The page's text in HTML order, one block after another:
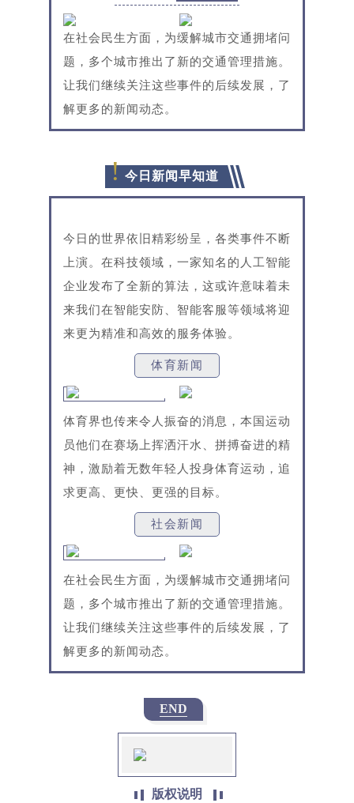
在社会民生方面，为缓解城市交通拥堵问
题，多个城市推出了新的交通管理措施。
让我们继续关注这些事件的后续发展，了
解更多的新闻动态。
! 今日新闻早知道
今日的世界依旧精彩纷呈，各类事件不断
上演。在科技领域，一家知名的人工智能
企业发布了全新的算法，这或许意味着未
来我们在智能安防、智能客服等领域将迎
来更为精准和高效的服务体验。
体育新闻
体育界也传来令人振奋的消息，本国运动
员他们在赛场上挥洒汗水、拼搏奋进的精
神，激励着无数年轻人投身体育运动，追
求更高、更快、更强的目标。
社会新闻
在社会民生方面，为缓解城市交通拥堵问
题，多个城市推出了新的交通管理措施。
让我们继续关注这些事件的后续发展，了
解更多的新闻动态。
END
版权说明